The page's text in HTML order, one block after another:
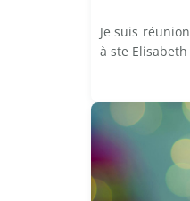
Je suis
à ste